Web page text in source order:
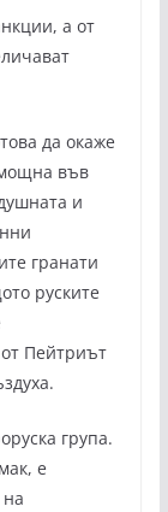
а от
да окаже
във
и
гранати
руските
Пейтриът
група.
е